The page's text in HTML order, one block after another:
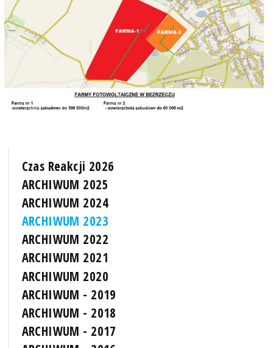
Czas Reakcji 2026
ARCHIWUM 2025
ARCHIWUM 2024
ARCHIWUM 2023
ARCHIWUM 2022
ARCHIWUM 2021
ARCHIWUM 2020
ARCHIWUM - 2019
ARCHIWUM - 2018
ARCHIWUM - 2017